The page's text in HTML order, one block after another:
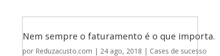
Nem sempre o faturamento é o que importa.
por Reduzacusto.com | 24 ago, 2018 | Cases de sucesso